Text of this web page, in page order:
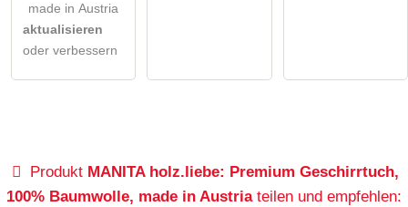
made in Austria
aktualisieren
oder verbessern
Produkt MANITA holz.liebe: Premium Geschirrtuch,
100% Baumwolle, made in Austriateilen und empfehlen: